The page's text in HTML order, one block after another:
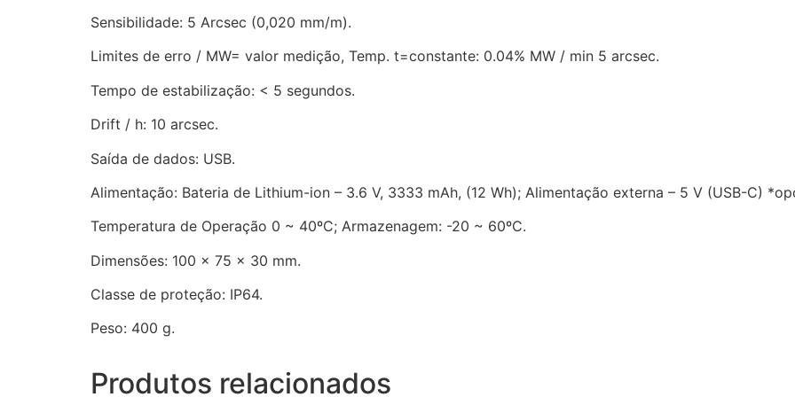
Sensibilidade: 5 Arcsec (0,020 mm/m).
Limites de erro / MW= valor medição, Temp. t=constante: 0.04% MW / min 5 arcsec.
Tempo de estabilização: < 5 segundos.
Drift / h: 10 arcsec.
Saída de dados: USB.
Alimentação: Bateria de Lithium-ion – 3.6 V, 3333 mAh, (12 Wh); Alimentação externa – 5 V (USB-C)
Temperatura de Operação 0 ~ 40ºC; Armazenagem: -20 ~ 60ºC.
Dimensões: 100 x 75 x 30 mm.
Classe de proteção: IP64.
Peso: 400 g.
Produtos relacionados